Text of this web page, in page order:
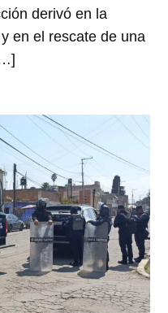
derivó en la
en el rescate de una